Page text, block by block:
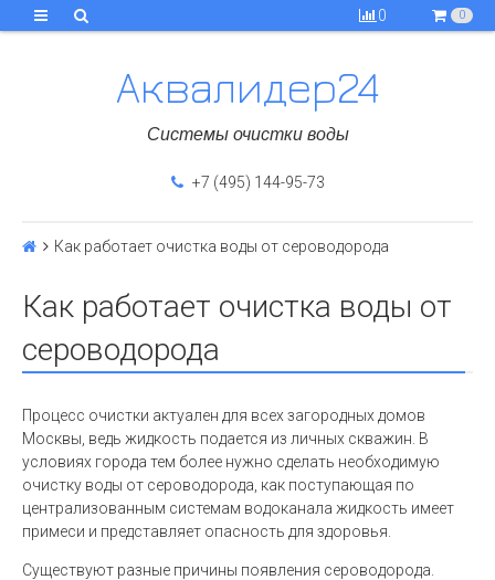
0 0
Аквалидер24
Системы очистки воды
+7 (495) 144-95-73
Как работает очистка воды от сероводорода
Как работает очистка воды от
сероводорода
Процесс очистки актуален для всех загородных домов
Москвы, ведь жидкость подается из личных скважин. В
условиях города тем более нужно сделать необходимую
очистку воды от сероводорода, как поступающая по
централизованным системам водоканала жидкость имеет
примеси и представляет опасность для здоровья.
Существуют разные причины появления сероводорода.